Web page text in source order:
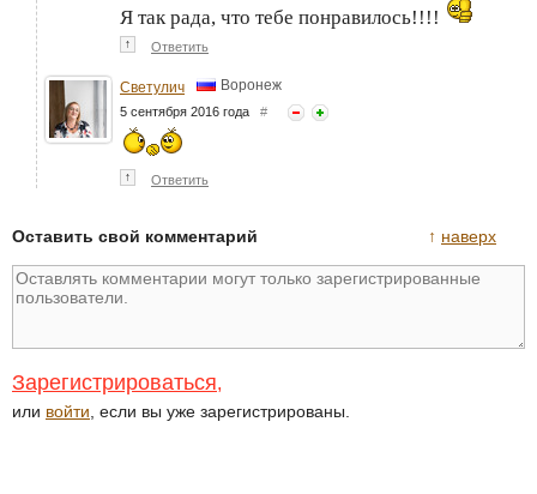
Я так рада, что тебе понравилось!!!!
↑ Ответить
Светулич Воронеж
5 сентября 2016 года #
↑ Ответить
↑ наверх
Оставить свой комментарий
Зарегистрироваться,
или войти , если вы уже зарегистрированы.